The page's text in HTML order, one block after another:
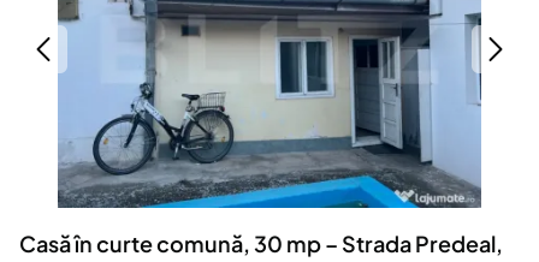
Servicii
Animale de companie
Afaceri și echipamente profesionale
Inchiriere Bunuri si Vehicule
Utilaje agricole si industriale
Piese auto si accesorii
Dacia Duster
Casă în curte comună, 30 mp – Strada Predeal,